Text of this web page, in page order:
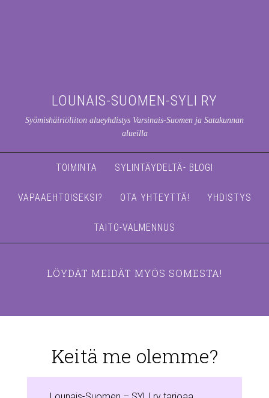
LOUNAIS-SUOMEN-SYLI RY
Syömishäiriöliiton alueyhdistys Varsinais-Suomen ja Satakunnan
alueilla
TOIMINTA SYLINTÄYDELTÄ- BLOGI
VAPAAEHTOISEKSI? OTA YHTEYTTÄ! YHDISTYS
TAITO-VALMENNUS
LÖYDÄT MEIDÄT MYÖS SOMESTA!
Keitä me olemme?